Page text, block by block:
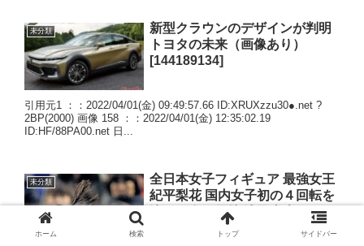
未分類
新型クラウンのデザインが判明
トヨタの未来（画像あり）
[144189134]
引用元1 ：：2022/04/01(金) 09:49:57.66 ID:XRUXzzu30●.net ?
2BP(2000) 画像 158 ：：2022/04/01(金) 12:35:02.19
ID:HF/88PA00.net 日...
未分類
全日本女子フィギュア 最強女王
紀平梨花 国内女子初の４回転を
決め圧巻の優勝 浅田真央はもは
ホーム 検索 トップ サイドバー